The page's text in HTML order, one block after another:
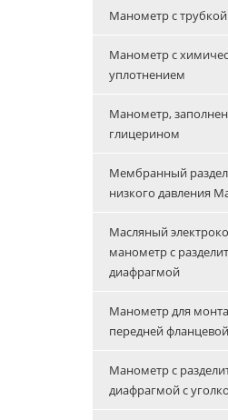
Манометр с
Манометр с
уплотнением
Манометр,
глицерином
Мембранный
низкого давления
Масляный
манометр с
диафрагмой
Манометр для
передней
Манометр с
диафрагмой с